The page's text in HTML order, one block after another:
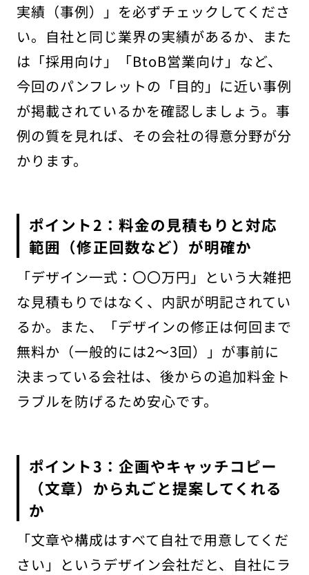
実績（事例）」を必ずチェックしてくださ
い。自社と同じ業界の実績があるか、また
は「採用向け」「BtoB営業向け」など、
今回のパンフレットの「目的」に近い事例
が掲載されているかを確認しましょう。事
例の質を見れば、その会社の得意分野が分
かります。
ポイント2：料金の見積もりと対応
範囲（修正回数など）が明確か
「デザイン一式：〇〇万円」という大雑把
な見積もりではなく、内訳が明記されてい
るか。また、「デザインの修正は何回まで
無料か（一般的には2〜3回）」が事前に
決まっている会社は、後からの追加料金ト
ラブルを防げるため安心です。
ポイント3：企画やキャッチコピー
（文章）から丸ごと提案してくれる
か
「文章や構成はすべて自社で用意してくだ
さい」というデザイン会社だと、自社にラ